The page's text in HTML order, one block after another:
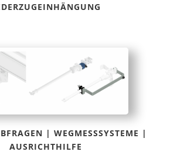
| WEGMESSSYSTEME |
AUSRICHTHILFE